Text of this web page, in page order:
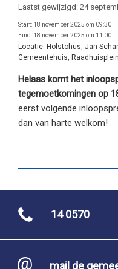
Laatst gewijzigd: 24
Start: 18 november 2025 om 09:30
Eind: 18 november 2025 om 11:00
Locatie: Holstohus, Jan
Gemeentehuis,
Helaas komt het
tegemoetkomingen op
eerst volgende
dan van harte welkom!
14 0570
mail de